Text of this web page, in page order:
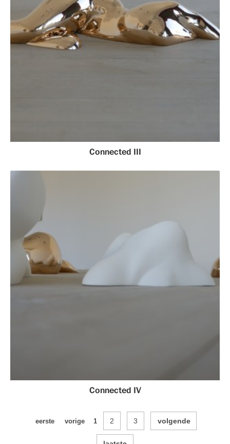
Connected III
Connected IV
eerste vorige 1 2 3 volgende